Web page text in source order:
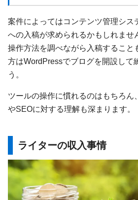
案件によってはコンテンツ管理シス
への入稿が求められるかもしれませ
操作方法を調べながら入稿すること
方はWordPressでブログを開設して
う。
ツールの操作に慣れるのはもちろん
やSEOに対する理解も深まります。
ライターの収入事情